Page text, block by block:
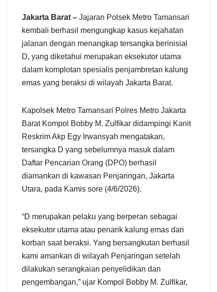
Jakarta Barat – Jajaran Polsek Metro Tamansari
kembali berhasil mengungkap kasus kejahatan
jalanan dengan menangkap tersangka berinisial
D, yang diketahui merupakan eksekutor utama
dalam komplotan spesialis penjambretan kalung
emas yang beraksi di wilayah Jakarta Barat.
Kapolsek Metro Tamansari Polres Metro Jakarta
Barat Kompol Bobby M. Zulfikar didampingi Kanit
Reskrim Akp Egy Irwansyah mengatakan,
tersangka D yang sebelumnya masuk dalam
Daftar Pencarian Orang (DPO) berhasil
diamankan di kawasan Penjaringan, Jakarta
Utara, pada Kamis sore (4/6/2026).
“D merupakan pelaku yang berperan sebagai
eksekutor utama atau penarik kalung emas dari
korban saat beraksi. Yang bersangkutan berhasil
kami amankan di wilayah Penjaringan setelah
dilakukan serangkaian penyelidikan dan
pengembangan,” ujar Kompol Bobby M. Zulfikar,